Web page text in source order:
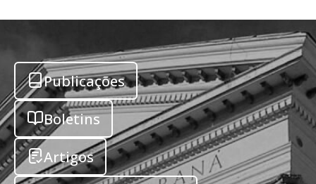
Publicações
Boletins
Artigos